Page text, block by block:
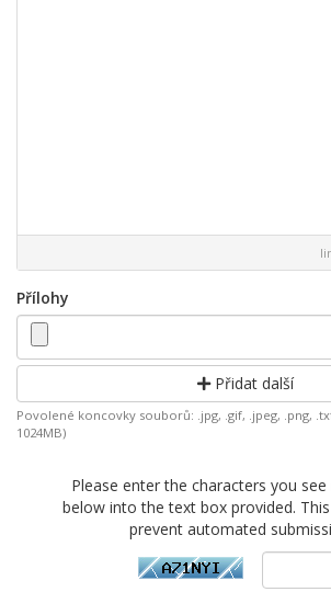
Přílohy
Přidat další
Povolené koncovky souborů: .jpg, .gif, .jpeg, .png,
1024MB)
Please enter the characters you
below into the text box provided.
prevent automated